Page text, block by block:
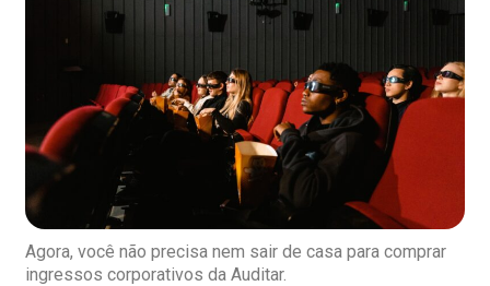
Agora, você não precisa nem sair de casa para comprar
ingressos corporativos da Auditar.